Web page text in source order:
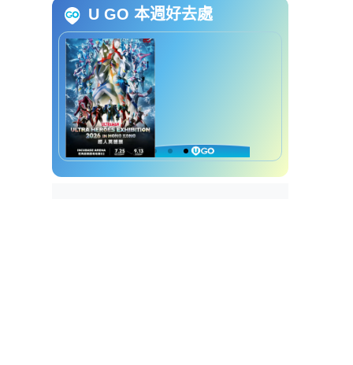
新年金多宝｜2025最热门号码
新年金多宝｜六合彩达人揭开奖
号码惊人规律
新年金多宝｜前头奖得主教机选
重组大法
2026马年财运排行榜｜3大生肖
最有“横财命”！第一名易中六合
U GO 本週好去處